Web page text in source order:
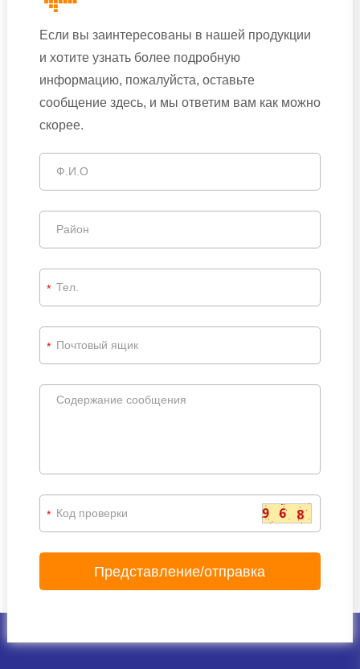
Если вы заинтересованы в нашей продукции
и хотите узнать более подробную
информацию, пожалуйста, оставьте
сообщение здесь, и мы ответим вам как можно
скорее.
*
*
*